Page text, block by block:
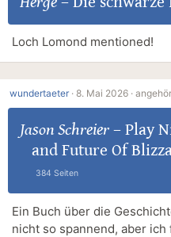
Loch Lomond mentioned!
wundertaeter · 8. Mai 2026 ·
Jason Schreier– Play
and Future Of
384 Seiten
Ein Buch über die
nicht so spannend, aber ich